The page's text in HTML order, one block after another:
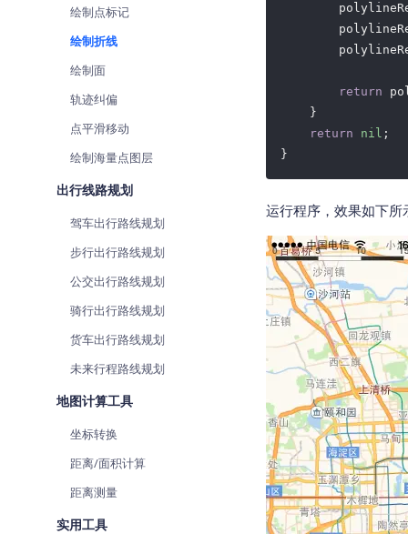
绘制点标记
绘制折线
绘制面
轨迹纠偏
点平滑移动
绘制海量点图层
出行线路规划
驾车出行路线规划
步行出行路线规划
公交出行路线规划
骑行出行路线规划
货车出行路线规划
未来行程路线规划
地图计算工具
坐标转换
距离/面积计算
距离测量
实用工具
return
    }
return
nil ;
}
运行程序，效果如下所